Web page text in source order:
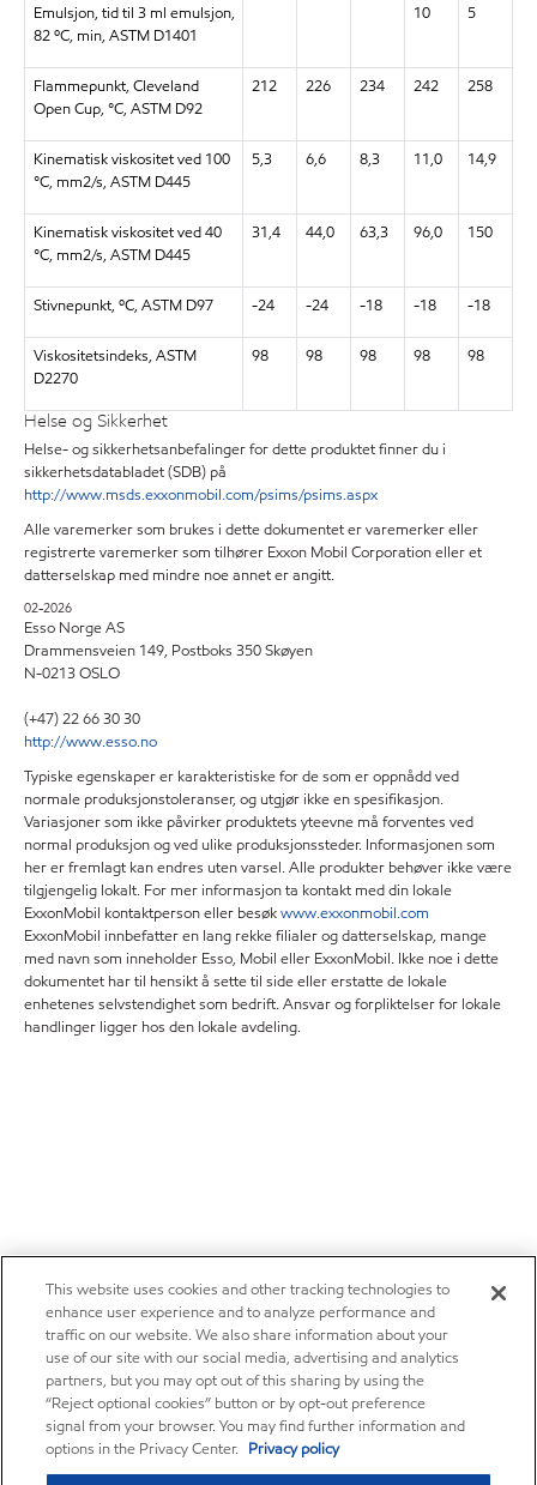
Emulsjon, tid til 3 ml emulsjon,
82 ºC, min, ASTM D1401
10 5
Flammepunkt, Cleveland
Open Cup, °C, ASTM D92
212 226 234 242 258
Kinematisk viskositet ved 100
°C, mm2/s, ASTM D445
5,3 6,6 8,3 11,0 14,9
Kinematisk viskositet ved 40
°C, mm2/s, ASTM D445
31,4 44,0 63,3 96,0 150
Stivnepunkt, ºC, ASTM D97 -24 -24 -18 -18 -18
Viskositetsindeks, ASTM
D2270
98 98 98 98 98
Helse og Sikkerhet
Helse- og sikkerhetsanbefalinger for dette produktet finner du i
sikkerhetsdatabladet (SDB) på
http://www.msds.exxonmobil.com/psims/psims.aspx
Alle varemerker som brukes i dette dokumentet er varemerker eller
registrerte varemerker som tilhører Exxon Mobil Corporation eller et
datterselskap med mindre noe annet er angitt.
02-2026
Esso Norge AS
Drammensveien 149, Postboks 350 Skøyen
N-0213 OSLO
(+47) 22 66 30 30
http://www.esso.no
Typiske egenskaper er karakteristiske for de som er oppnådd ved
normale produksjonstoleranser, og utgjør ikke en spesifikasjon.
Variasjoner som ikke påvirker produktets yteevne må forventes ved
normal produksjon og ved ulike produksjonssteder. Informasjonen som
her er fremlagt kan endres uten varsel. Alle produkter behøver ikke være
tilgjengelig lokalt. For mer informasjon ta kontakt med din lokale
ExxonMobil kontaktperson eller besøkwww.exxonmobil.com
ExxonMobil innbefatter en lang rekke filialer og datterselskap, mange
med navn som inneholder Esso, Mobil eller ExxonMobil. Ikke noe i dette
dokumentet har til hensikt å sette til side eller erstatte de lokale
enhetenes selvstendighet som bedrift. Ansvar og forpliktelser for lokale
handlinger ligger hos den lokale avdeling.
This website uses cookies and other tracking technologies to
enhance user experience and to analyze performance and
traffic on our website. We also share information about your
use of our site with our social media, advertising and analytics
partners, but you may opt out of this sharing by using the
“Reject optional cookies” button or by opt-out preference
signal from your browser. You may find further information and
options in the Privacy Center. Privacy policy